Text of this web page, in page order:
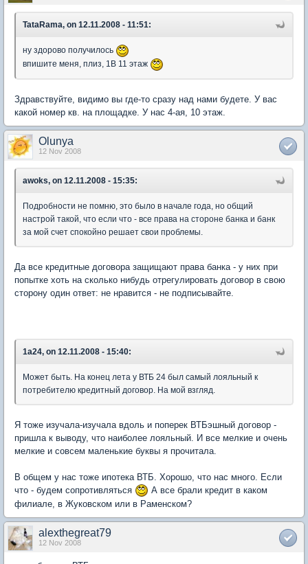
TataRama, on 12.11.2008 - 11:51:
ну здорово получилось
впишите меня, плиз, 1В 11 этаж
Здравствуйте, видимо вы где-то сразу над нами будете. У вас
какой номер кв. на площадке. У нас 4-ая, 10 этаж.
Olunya
12 Nov 2008
awoks, on 12.11.2008 - 15:35:
Подробности не помню, это было в начале года, но общий
настрой такой, что если что - все права на стороне банка и банк
за мой счет спокойно решает свои проблемы.
Да все кредитные договора защищают права банка - у них при
попытке хоть на сколько нибудь отрегулировать договор в свою
сторону один ответ: не нравится - не подписывайте.
1a24, on 12.11.2008 - 15:40:
Может быть. На конец лета у ВТБ 24 был самый лояльный к
потребителю кредитный договор. На мой взгляд.
Я тоже изучала-изучала вдоль и поперек ВТБэшный договор -
пришла к выводу, что наиболее лояльный. И все мелкие и очень
мелкие и совсем маленькие буквы я прочитала.
В общем у нас тоже ипотека ВТБ. Хорошо, что нас много. Если
что - будем сопротивляться
А все брали кредит в каком
филиале, в Жуковском или в Раменском?
alexthegreat79
12 Nov 2008